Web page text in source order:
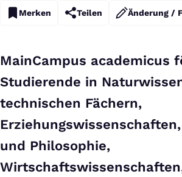
Merken Teilen Änderung /
MainCampus academicus
Studierende in
technischen Fächern,
und Philosophie,